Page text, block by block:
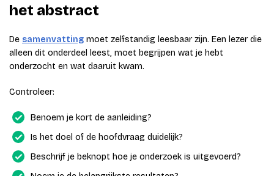
het abstract
De samenvatting moet zelfstandig leesbaar zijn. Een lezer die
alleen dit onderdeel leest, moet begrijpen wat je hebt
onderzocht en wat daaruit kwam.
Controleer:
Benoem je kort de aanleiding?
Is het doel of de hoofdvraag duidelijk?
Beschrijf je beknopt hoe je onderzoek is uitgevoerd?